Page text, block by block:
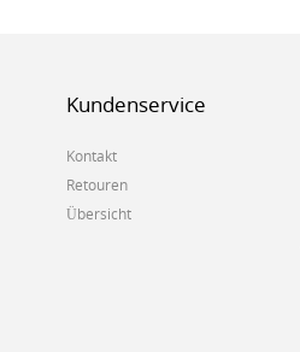
Kundenservice
Kontakt
Retouren
Übersicht